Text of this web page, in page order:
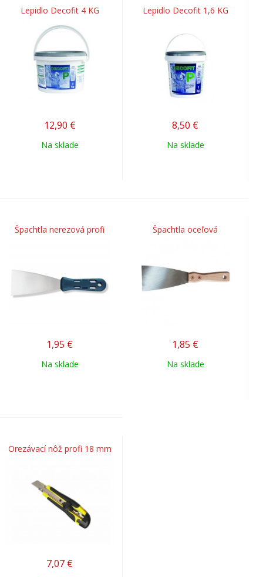
Lepidlo Decofit 4 KG
12,90 €
Na sklade
Lepidlo Decofit 1,6 KG
8,50 €
Na sklade
Špachtla nerezová profi
1,95 €
Na sklade
Špachtla oceľová
1,85 €
Na sklade
Orezávací nôž profi 18 mm
7,07 €